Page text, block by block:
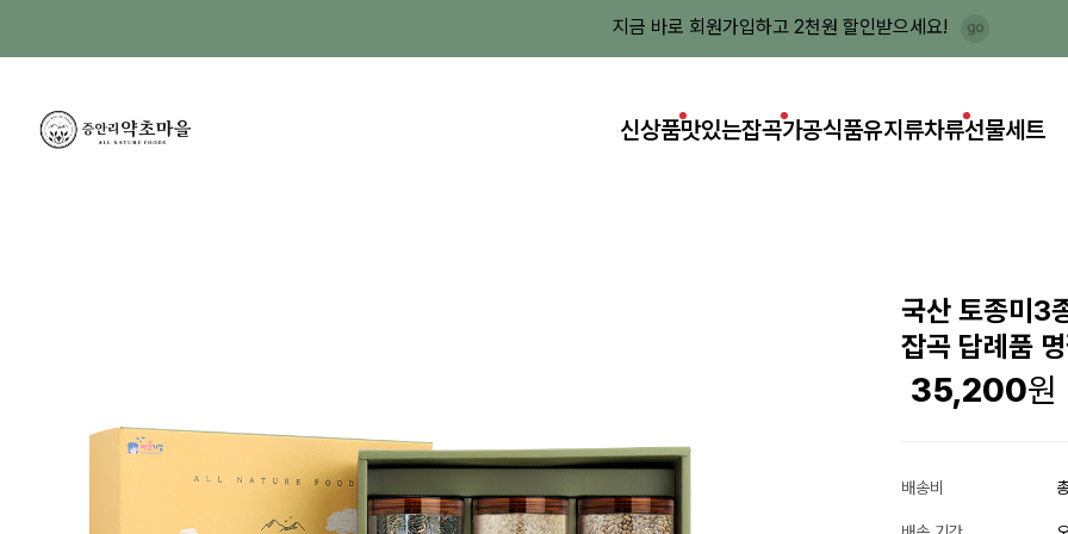
지금 바로 회원가입하고 2천원 할인받으세요!
신상품맛있는잡곡가공식품유지류차류선물세트
국산 토종미3
잡곡 답례품
35,200
배송비